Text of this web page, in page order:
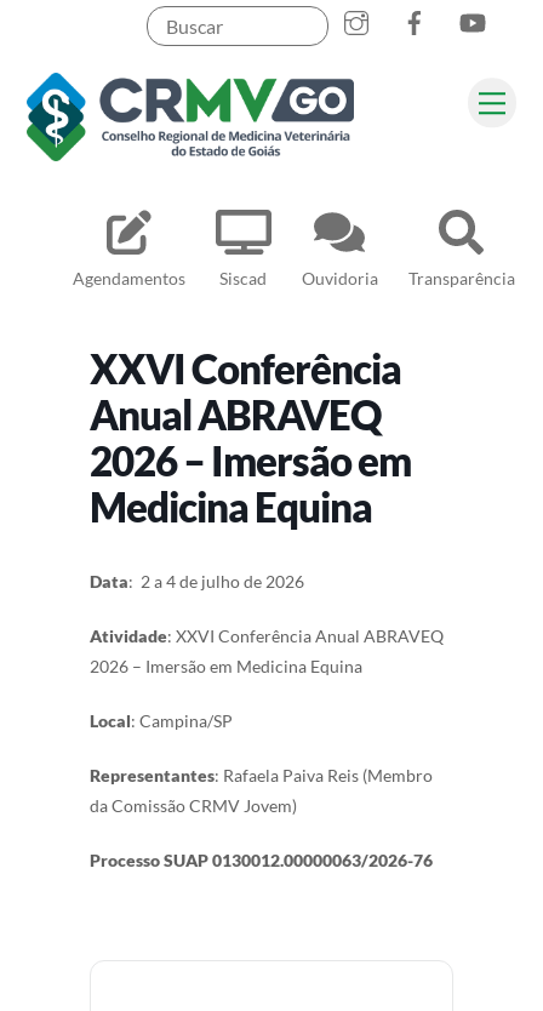
content
Agendamentos Siscad Ouvidoria Transparência
Pesquisar
XXVI Conferência
Anual ABRAVEQ
2026 – Imersão em
Medicina Equina
Data: 2 a 4 de julho de 2026
Atividade: XXVI Conferência Anual ABRAVEQ
2026 – Imersão em Medicina Equina
Local: Campina/SP
Representantes: Rafaela Paiva Reis (Membro
da Comissão CRMV Jovem)
Processo SUAP0130012.00000063/2026-76